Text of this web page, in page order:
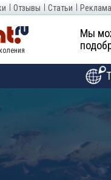
Отзывы Статьи
Мы